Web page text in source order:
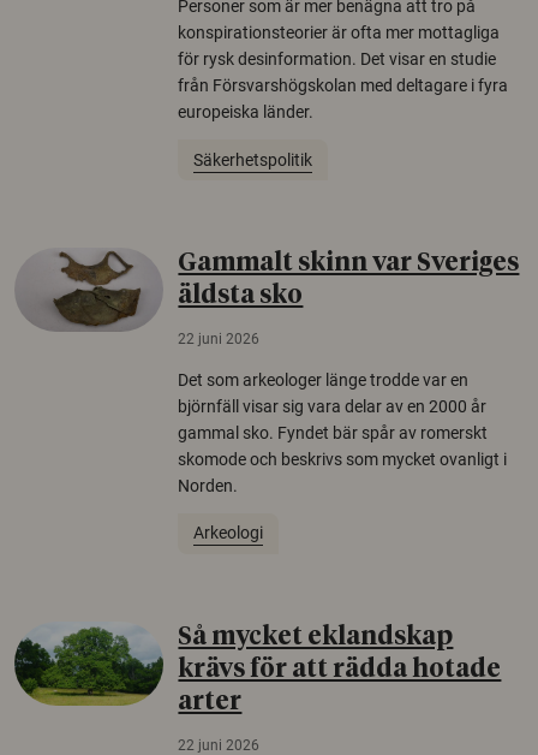
Personer som är mer benägna att tro på
konspirationsteorier är ofta mer mottagliga
för rysk desinformation. Det visar en studie
från Försvarshögskolan med deltagare i fyra
europeiska länder.
Säkerhetspolitik
Gammalt skinn var Sveriges
äldsta sko
22 juni 2026
Det som arkeologer länge trodde var en
björnfäll visar sig vara delar av en 2000 år
gammal sko. Fyndet bär spår av romerskt
skomode och beskrivs som mycket ovanligt i
Norden.
Arkeologi
Så mycket eklandskap
krävs för att rädda hotade
arter
22 juni 2026